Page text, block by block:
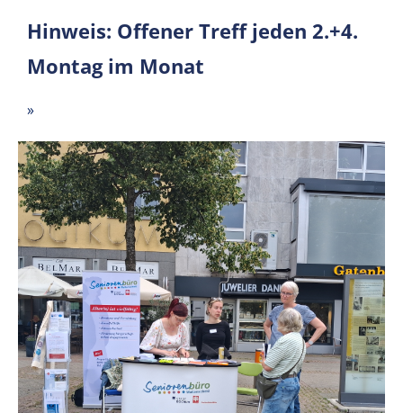
Hinweis: Offener Treff jeden 2.+4.
Montag im Monat
»